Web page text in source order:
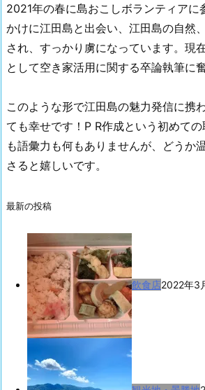
2021年の春に島おこしボランティアに
かけに江田島と出会い、江田島の自然
され、すっかり虜になっています。現
として空き家活用に関する卒論執筆に
このような形で江田島の魅力発信に携
ても幸せです！P R作成という初めて
も語彙力も何もありませんが、どうか
さると嬉しいです。
最新の投稿
飲食店2022年3